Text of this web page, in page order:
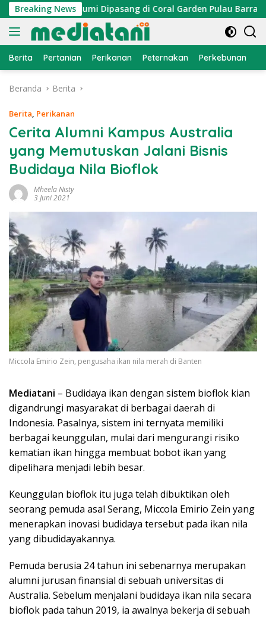
Langsung
ke
konten
Breaking News
Atraktor Cumi Dipasang di Coral Garden Pulau Barrang Caddi
Berita Pertanian Perikanan Peternakan Perkebunan
Beranda Berita
Berita, Perikanan
Cerita Alumni Kampus Australia
yang Memutuskan Jalani Bisnis
Budidaya Nila Bioflok
Mheela Nisty
3 Juni 2021
Miccola Emirio Zein, pengusaha ikan nila merah di Banten
Mediatani – Budidaya ikan dengan sistem bioflok kian
digandrungi masyarakat di berbagai daerah di
Indonesia. Pasalnya, sistem ini ternyata memiliki
berbagai keunggulan, mulai dari mengurangi risiko
kematian ikan hingga membuat bobot ikan yang
dipelihara menjadi lebih besar.
Keunggulan bioflok itu juga telah dibuktikan oleh
seorang pemuda asal Serang, Miccola Emirio Zein yang
menerapkan inovasi budidaya tersebut pada ikan nila
yang dibudidayakannya.
Pemuda berusia 24 tahun ini sebenarnya merupakan
alumni jurusan finansial di sebuah universitas di
Australia. Sebelum menjalani budidaya ikan nila secara
bioflok pada tahun 2019, ia awalnya bekerja di sebuah